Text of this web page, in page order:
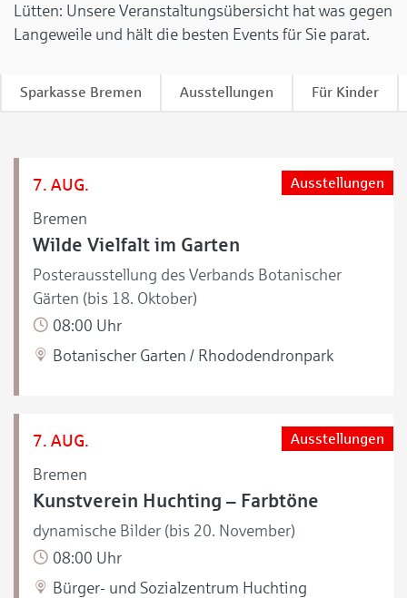
Lütten: Unsere Veranstaltungsübersicht hat was gegen
Langeweile und hält die besten Events für Sie parat.
Sparkasse Bremen Ausstellungen Für Kinder
7. AUG.
Bremen
Ausstellungen
Wilde Vielfalt im Garten
Posterausstellung des Verbands Botanischer
Gärten (bis 18. Oktober)
08:00 Uhr
Botanischer Garten / Rhododendronpark
7. AUG.
Bremen
Ausstellungen
Kunstverein Huchting – Farbtöne
dynamische Bilder (bis 20. November)
08:00 Uhr
Bürger- und Sozialzentrum Huchting